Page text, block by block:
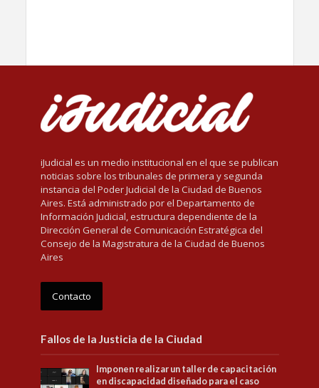
iJudicial es un medio institucional en el que se publican
noticias sobre los tribunales de primera y segunda
instancia del Poder Judicial de la Ciudad de Buenos
Aires. Está administrado por el Departamento de
Información Judicial, estructura dependiente de la
Dirección General de Comunicación Estratégica del
Consejo de la Magistratura de la Ciudad de Buenos
Aires
Contacto
Fallos de la Justicia de la Ciudad
Imponen realizar un taller de capacitación
en discapacidad diseñado para el caso